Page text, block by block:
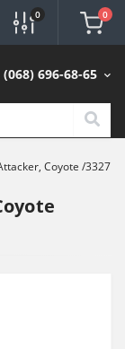
0 0
(068) 696-68-65
Coyote /